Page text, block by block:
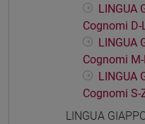
LINGUA
Cognomi D-
LINGUA
Cognomi M-
LINGUA
Cognomi S-
LINGUA